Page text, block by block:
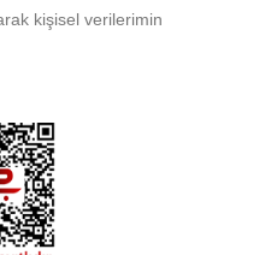
kişisel verilerimin